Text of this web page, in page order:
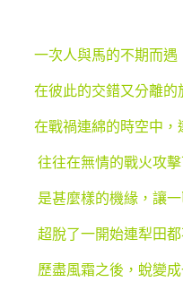
一次人與馬的不期而
在彼此的交錯又分離
在戰禍連綿的時空中，
往往在無情的戰火攻
是甚麼樣的機緣，讓
超脫了一開始連犁田
歷盡風霜之後，蛻變